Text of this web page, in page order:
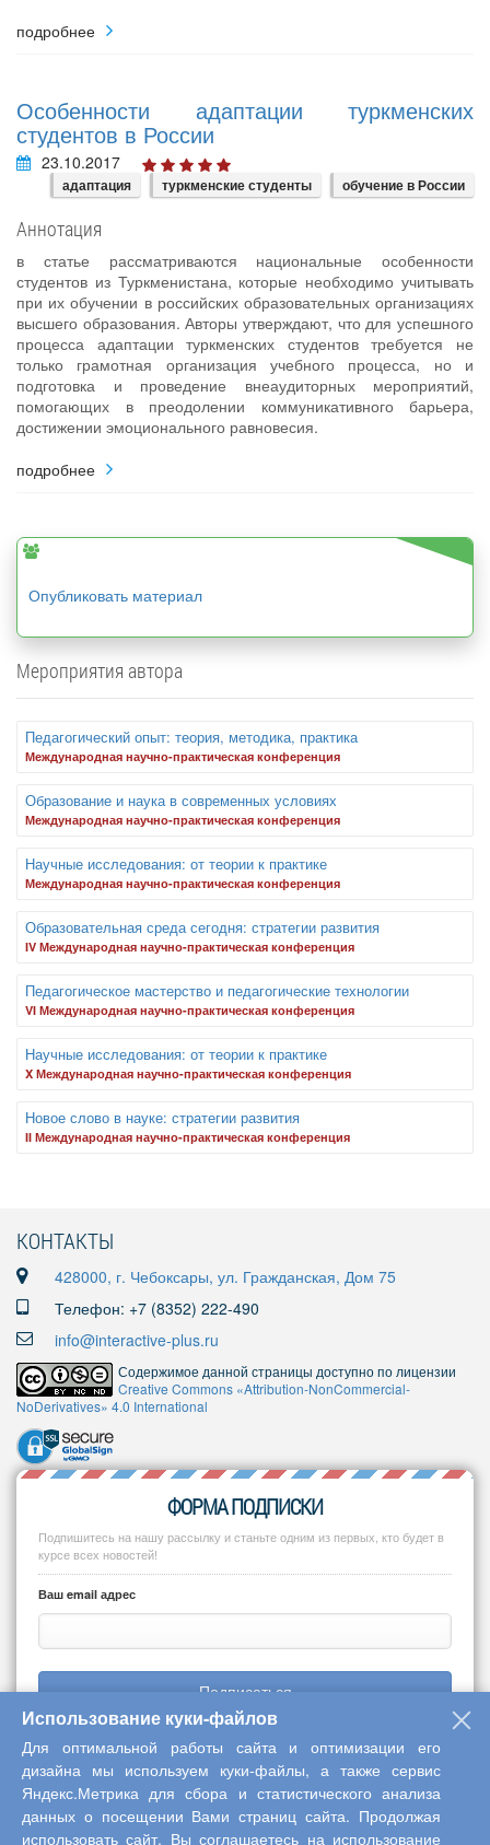
подробнее
Особенности адаптации туркменских
студентов в России
23.10.2017
адаптация туркменские студенты обучение в России
Аннотация
в статье рассматриваются национальные особенности
студентов из Туркменистана, которые необходимо учитывать
при их обучении в российских образовательных организациях
высшего образования. Авторы утверждают, что для успешного
процесса адаптации туркменских студентов требуется не
только грамотная организация учебного процесса, но и
подготовка и проведение внеаудиторных мероприятий,
помогающих в преодолении коммуникативного барьера,
достижении эмоционального равновесия.
подробнее
Опубликовать материал
Мероприятия автора
Педагогический опыт: теория, методика, практика
Международная научно-практическая конференция
Образование и наука в современных условиях
Международная научно-практическая конференция
Научные исследования: от теории к практике
Международная научно-практическая конференция
Образовательная среда сегодня: стратегии развития
IV Международная научно-практическая конференция
Педагогическое мастерство и педагогические технологии
VI Международная научно-практическая конференция
Научные исследования: от теории к практике
X Международная научно-практическая конференция
Новое слово в науке: стратегии развития
II Международная научно-практическая конференция
КОНТАКТЫ
428000, г. Чебоксары, ул. Гражданская, Дом 75
Телефон: +7 (8352) 222-490
info@interactive-plus.ru
Содержимое данной страницы доступно по лицензии
Creative Commons «Attribution-NonCommercial-
NoDerivatives» 4.0 International
ФОРМА ПОДПИСКИ
Подпишитесь на нашу рассылку и станьте одним из первых, кто будет в
курсе всех новостей!
Ваш email адрес
Подписаться
Copyright © 2013-2026 Центр научного сотрудничества «Интерактив
плюс»
Использование куки-файлов
Для оптимальной работы сайта и оптимизации его
дизайна мы используем куки-файлы, а также сервис
Яндекс.Метрика для сбора и статистического анализа
данных о посещении Вами страниц сайта. Продолжая
использовать сайт, Вы соглашаетесь на использование